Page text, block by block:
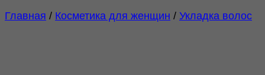
Главная / Косметика для женщин / Укладка волос